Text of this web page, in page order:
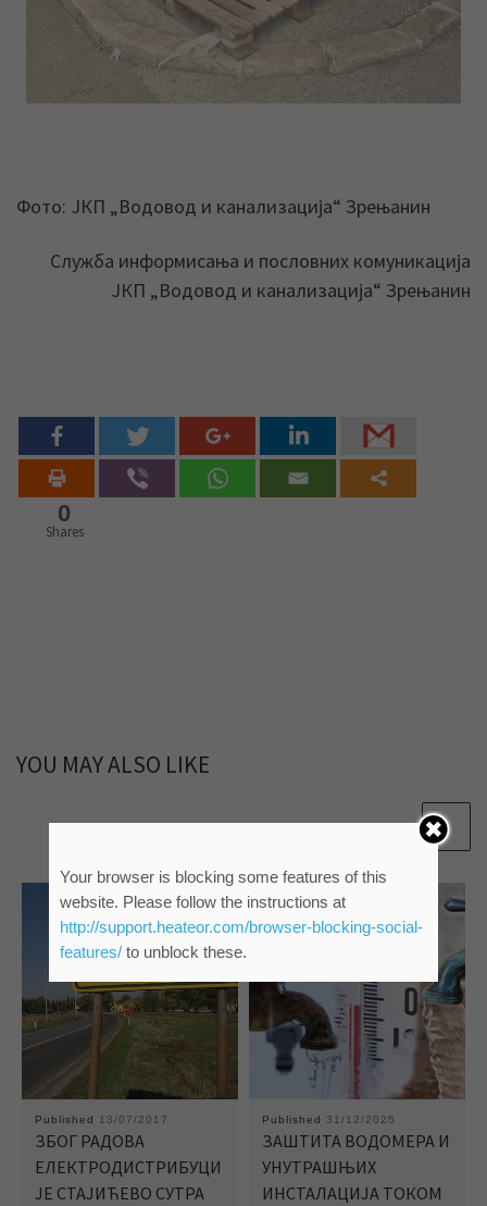
Фото: ЈКП „Водовод и канализација“ Зрењанин
Служба информисања и пословних комуникација
ЈКП „Водовод и канализација“ Зрењанин
0
Shares
YOU MAY ALSO LIKE
Published 13/07/2017
ЗБОГ РАДОВА
ЕЛЕКТРОДИСТРИБУЦИ
ЈЕ СТАЈИЋЕВО СУТРА
Published 31/12/2025
ЗАШТИТА ВОДОМЕРА И
УНУТРАШЊИХ
ИНСТАЛАЦИЈА ТОКОМ
Your browser is blocking some features of this
website. Please follow the instructions at
http://support.heateor.com/browser-blocking-social-
features/to unblock these.